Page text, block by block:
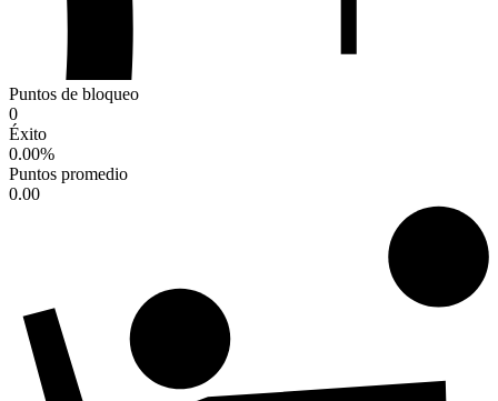
Puntos de bloqueo
0
Éxito
0.00%
Puntos promedio
0.00